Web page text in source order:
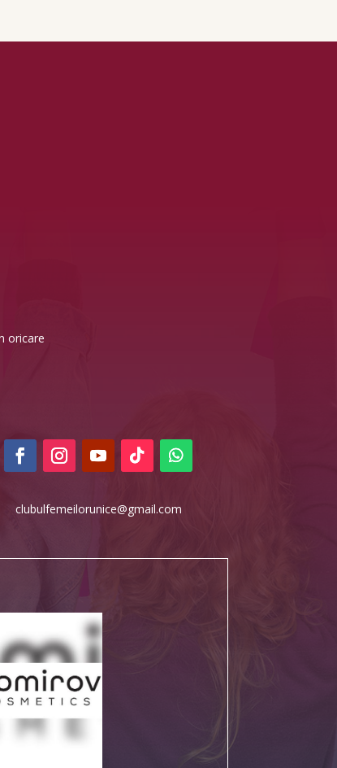
oricare
clubulfemeilorunice@gmail.com